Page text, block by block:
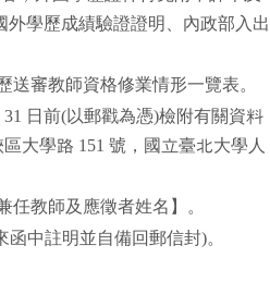
學歷成績驗證證明、內政部入出
審教師資格修業情形一覽表。
日前(以郵戳為憑)檢附有關資料
大學路 151 號，國立臺北大學人
教師及應徵者姓名】。
中註明並自備回郵信封)。